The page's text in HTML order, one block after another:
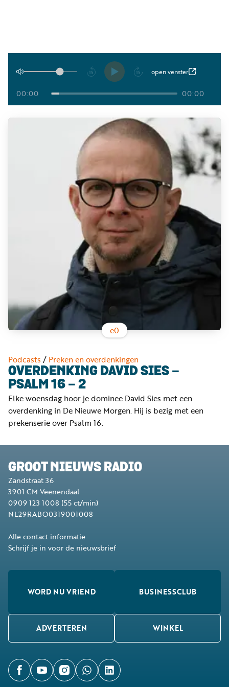
Afspelen open venster
00:00 00:00
e0
Podcasts / Preken en overdenkingen
OVERDENKING DAVID SIES -
PSALM 16 - 2
Elke woensdag hoor je dominee David Sies met een
overdenking in De Nieuwe Morgen. Hij is bezig met een
prekenserie over Psalm 16.
GROOT NIEUWS RADIO
Zandstraat 36
3901 CM Veenendaal
0909 123 1008 (55 ct/min)
NL29RABO0319001008
Alle contact informatie
Schrijf je in voor de nieuwsbrief
WORD NU VRIEND BUSINESSCLUB
ADVERTEREN WINKEL
Podcasts
Muziek
Artikelen
Adverteren
Winkel
Privacy
reglement
Algemene
voorwaarden